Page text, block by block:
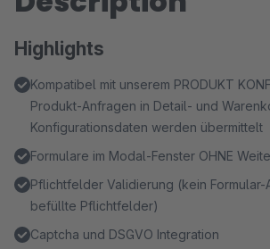
Highlights
Kompatibel mit unserem PRODUKT
Produkt-Anfragen in Detail- und
Konfigurationsdaten werden übermittelt
Formulare im Modal-Fenster OHNE
Pflichtfelder Validierung (kein
befüllte Pflichtfelder)
Captcha und DSGVO Integration